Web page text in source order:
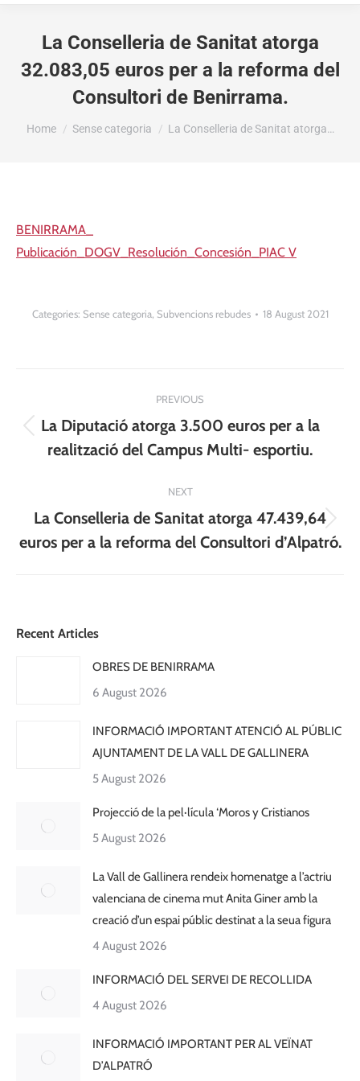
La Conselleria de Sanitat atorga
32.083,05 euros per a la reforma del
Consultori de Benirrama.
You are here:
Home Sense categoria La Conselleria de Sanitat atorga…
BENIRRAMA_
Publicación_DOGV_Resolución_Concesión_PIAC V
Categories: Sense categoria, Subvencions rebudes 18 August 2021
navigation
PREVIOUS
Previous
post:
La Diputació atorga 3.500 euros per a la
realització del Campus Multi- esportiu.
NEXT
Next
post:
La Conselleria de Sanitat atorga 47.439,64
euros per a la reforma del Consultori d’Alpatró.
Recent Articles
OBRES DE BENIRRAMA
6 August 2026
INFORMACIÓ IMPORTANT ATENCIÓ AL PÚBLIC
AJUNTAMENT DE LA VALL DE GALLINERA
5 August 2026
Projecció de la pel·lícula ‘Moros y Cristianos
5 August 2026
La Vall de Gallinera rendeix homenatge a l’actriu
valenciana de cinema mut Anita Giner amb la
creació d’un espai públic destinat a la seua figura
4 August 2026
INFORMACIÓ DEL SERVEI DE RECOLLIDA
4 August 2026
INFORMACIÓ IMPORTANT PER AL VEÏNAT
D’ALPATRÓ